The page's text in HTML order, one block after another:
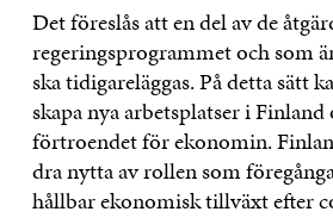
Det föreslås att en del av de
regeringsprogrammet och som
ska tidigareläggas. På detta sätt
skapa nya arbetsplatser i Finland
förtroendet för ekonomin.
dra nytta av rollen som
hållbar ekonomisk tillväxt efter